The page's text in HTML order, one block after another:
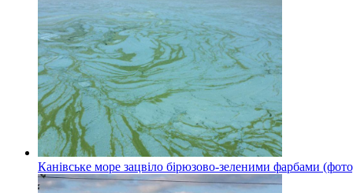
Канівське море зацвіло бірюзово-зеленими фарбами